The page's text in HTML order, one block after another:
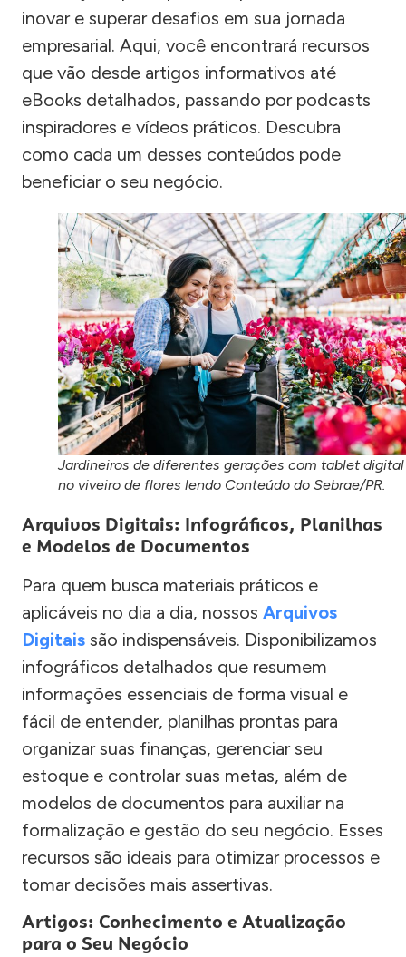
inovar e superar desafios em sua jornada
empresarial. Aqui, você encontrará recursos
que vão desde artigos informativos até
eBooks detalhados, passando por podcasts
inspiradores e vídeos práticos. Descubra
como cada um desses conteúdos pode
beneficiar o seu negócio.
Jardineiros de diferentes gerações com tablet digital
no viveiro de flores lendo Conteúdo do Sebrae/PR.
Arquivos Digitais: Infográficos, Planilhas
e Modelos de Documentos
Para quem busca materiais práticos e
aplicáveis no dia a dia, nossos Arquivos
Digitais são indispensáveis. Disponibilizamos
infográficos detalhados que resumem
informações essenciais de forma visual e
fácil de entender, planilhas prontas para
organizar suas finanças, gerenciar seu
estoque e controlar suas metas, além de
modelos de documentos para auxiliar na
formalização e gestão do seu negócio. Esses
recursos são ideais para otimizar processos e
tomar decisões mais assertivas.
Artigos: Conhecimento e Atualização
para o Seu Negócio